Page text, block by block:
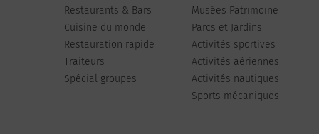
Restaurants & Bars
Cuisine du monde
Restauration rapide
Traiteurs
Spécial groupes
Musées Patrimoine
Parcs et Jardins
Activités sportives
Activités aériennes
Activités nautiques
Sports mécaniques